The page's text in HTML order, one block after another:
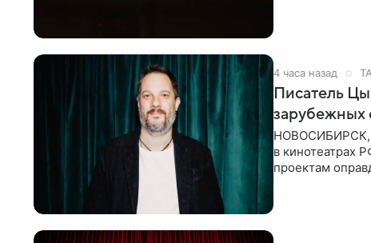
4 часа назад
Писатель
НОВОСИБИРСК,
в кинотеатрах
проектам